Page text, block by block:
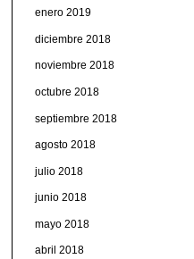
enero 2019
diciembre 2018
noviembre 2018
octubre 2018
septiembre 2018
agosto 2018
julio 2018
junio 2018
mayo 2018
abril 2018